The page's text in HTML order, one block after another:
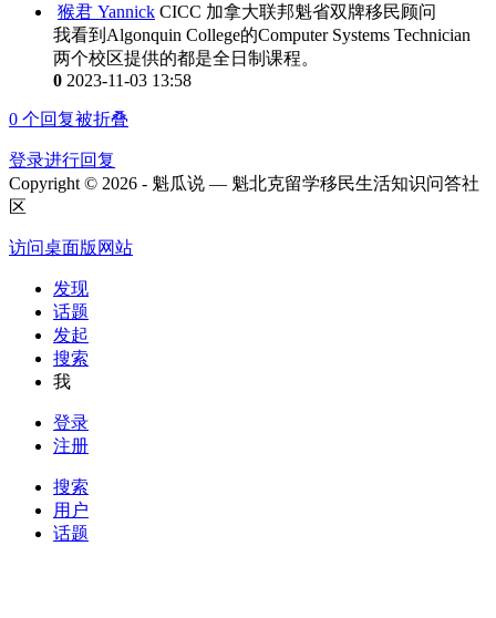
猴君 Yannick CICC 加拿大联邦魁省双牌移民顾问
我看到Algonquin College的Computer Systems Technician
两个校区提供的都是全日制课程。
0 2023-11-03 13:58
0 个回复被折叠
登录进行回复
Copyright © 2026 - 魁瓜说 — 魁北克留学移民生活知识问答社
区
访问桌面版网站
发现
话题
发起
搜索
我
登录
注册
搜索
用户
话题